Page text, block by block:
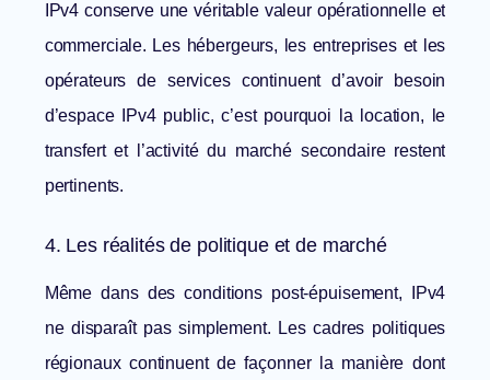
IPv4 conserve une véritable valeur opérationnelle et
commerciale. Les hébergeurs, les entreprises et les
opérateurs de services continuent d’avoir besoin
d’espace IPv4 public, c’est pourquoi la location, le
transfert et l’activité du marché secondaire restent
pertinents.
4. Les réalités de politique et de marché
Même dans des conditions post-épuisement, IPv4
ne disparaît pas simplement. Les cadres politiques
régionaux continuent de façonner la manière dont